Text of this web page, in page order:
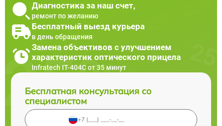
Диагностика за наш счет,
ремонт по желанию
Бесплатный выезд курьера
в день обращения
Замена объективов с улучшением
характеристик оптического прицела
Infratech IT-404C от 35 минут
Бесплатная консультация со
специалистом